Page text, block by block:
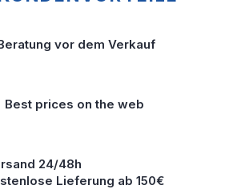
vor dem Verkauf
Best prices on the web
24/48h
Lieferung ab 150€